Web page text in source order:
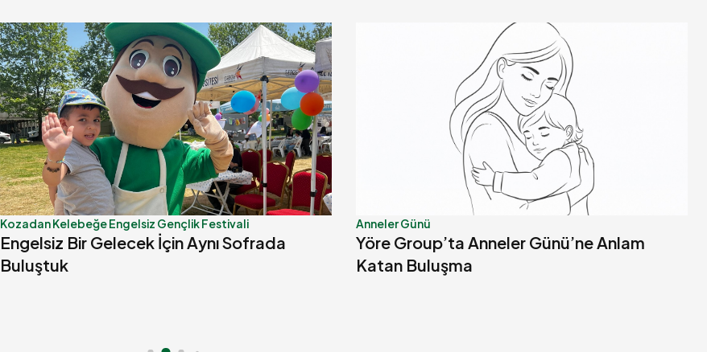
Kozadan Kelebeğe Engelsiz Gençlik Festivali
Engelsiz Bir Gelecek İçin Aynı Sofrada
Buluştuk
Anneler Günü
Yöre Group’ta Anneler Günü’ne Anlam
Katan Buluşma